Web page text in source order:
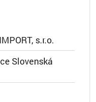
s.r.o.
Slovenská